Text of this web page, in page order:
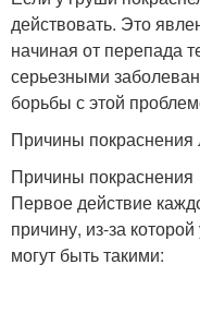
действовать. Это
начиная от перепада
серьезными
борьбы с этой
Причины покраснения
Причины покраснения
Первое действие
причину, из-за
могут быть такими: